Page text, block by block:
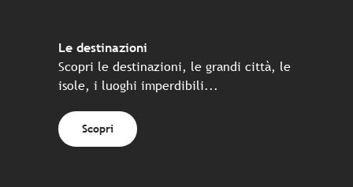
Le destinazioni
Scopri le destinazioni, le grandi città, le
isole, i luoghi imperdibili...
Scopri